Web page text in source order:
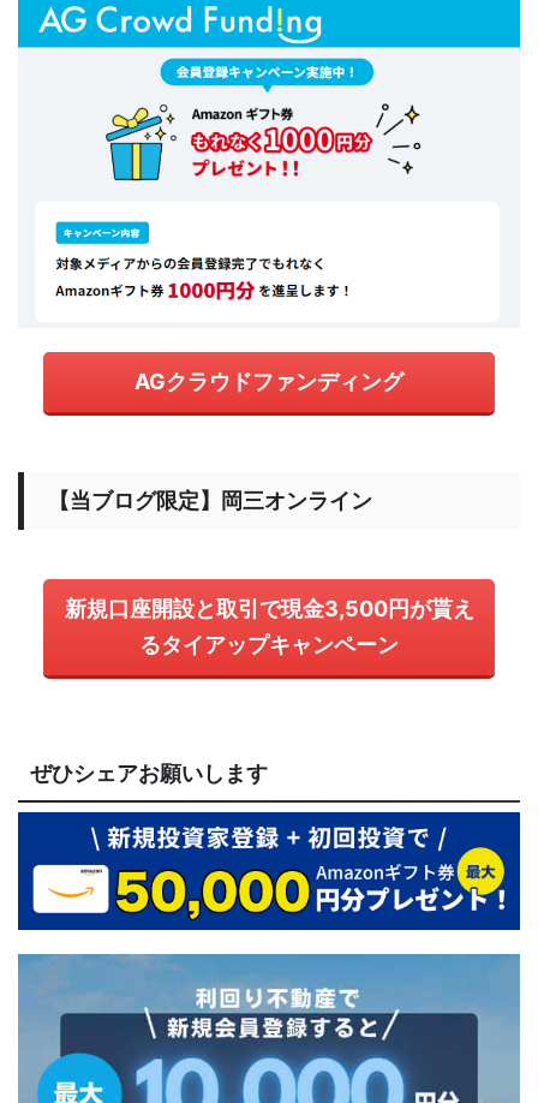
AGクラウドファンディング
【当ブログ限定】岡三オンライン
新規口座開設と取引で現金3,500円が貰え
るタイアップキャンペーン
ぜひシェアお願いします